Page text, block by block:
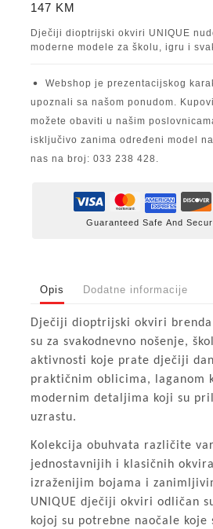
147 KM
Dječiji dioptrijski okviri UNIQUE
moderne modele za školu, igru i
Webshop je prezentacijskog
upoznali sa našom ponudom.
možete obaviti u našim
isključivo zanima određeni model
nas na broj: 033 238 428.
Guaranteed Safe And
Opis Dodatne informacije
Dječiji dioptrijski okviri brenda
su za svakodnevno nošenje,
aktivnosti koje prate dječiji
praktičnim oblicima, laganom
modernim detaljima koji su
uzrastu.
Kolekcija obuhvata različite
jednostavnijih i klasičnih
izraženijim bojama i
UNIQUE dječiji okviri odličan
kojoj su potrebne naočale koje